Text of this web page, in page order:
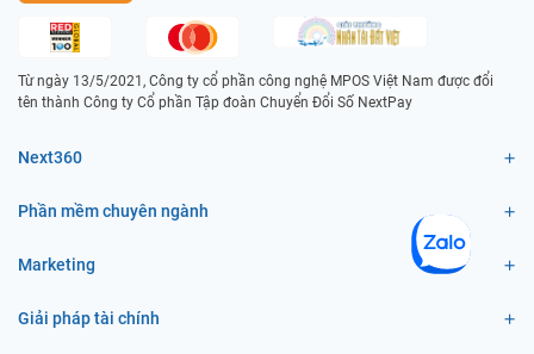
Từ ngày 13/5/2021, Công ty cổ phần công nghệ MPOS Việt Nam được đổi
tên thành Công ty Cổ phần Tập đoàn Chuyển Đổi Số NextPay
Next360
Phần mềm chuyên ngành
Marketing
Giải pháp tài chính